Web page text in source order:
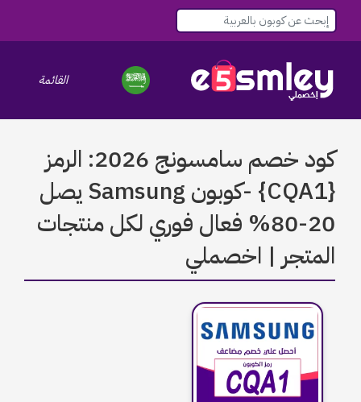
navigation
القائمة
كود خصم سامسونج 2026: الرمز
{CQA1} -كوبون Samsung يصل
20-80% فعال فوري لكل منتجات
المتجر | اخصملي